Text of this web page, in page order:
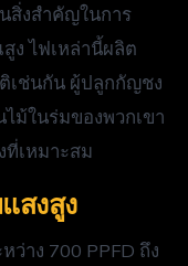
สิ่งสำคัญในการ
ง ไฟเหล่านี้ผลิต
เช่นกัน ผู้ปลูกกัญชง
ม้ในร่มของพวกเขา
เหมาะสม
สงสูง
าง 700 PPFD ถึง